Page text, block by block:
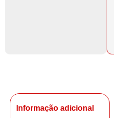
Informação adicional